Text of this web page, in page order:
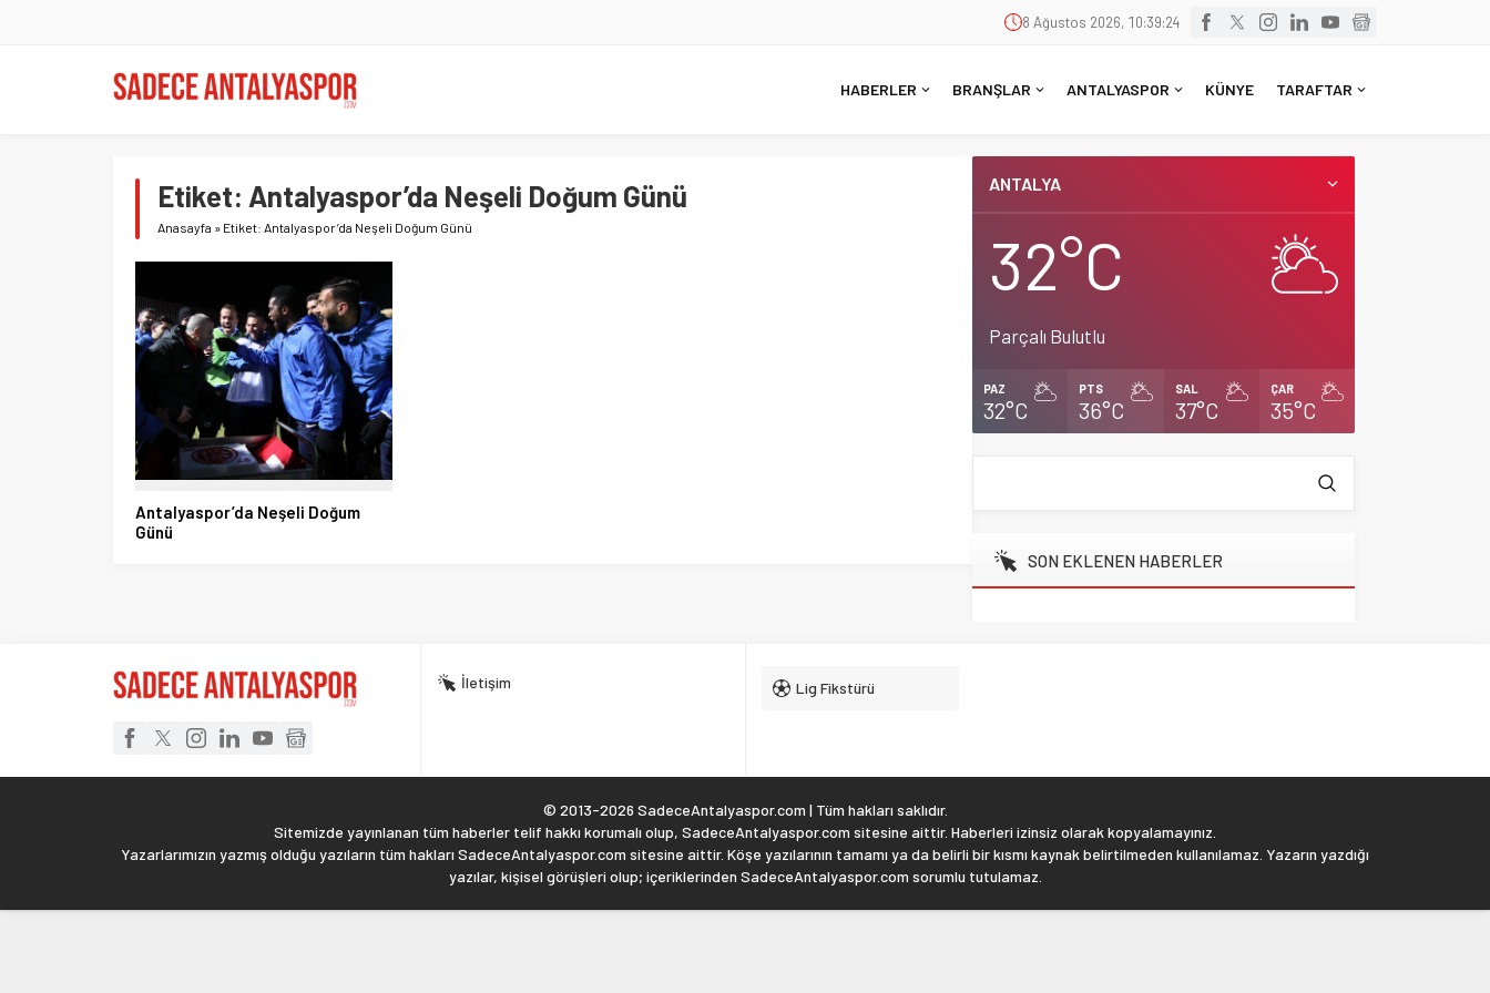
8 Ağustos 2026, 10:39:24
HABERLER BRANŞLAR ANTALYASPOR KÜNYE TARAFTAR
Etiket: Antalyaspor’da Neşeli Doğum Günü
Anasayfa » Etiket: Antalyaspor’da Neşeli Doğum Günü
Antalyaspor’da Neşeli Doğum
Günü
ANTALYA
32°C
Parçalı Bulutlu
PAZ
32°C
PTS
36°C
SAL
37°C
ÇAR
35°C
SON EKLENEN HABERLER
İletişim Lig Fikstürü
© 2013-2026 SadeceAntalyaspor.com | Tüm hakları saklıdır.
Sitemizde yayınlanan tüm haberler telif hakkı korumalı olup, SadeceAntalyaspor.com sitesine aittir. Haberleri izinsiz olarak kopyalamayınız.
Yazarlarımızın yazmış olduğu yazıların tüm hakları SadeceAntalyaspor.com sitesine aittir. Köşe yazılarının tamamı ya da belirli bir kısmı kaynak belirtilmeden kullanılamaz. Yazarın yazdığı
yazılar, kişisel görüşleri olup; içeriklerinden SadeceAntalyaspor.com sorumlu tutulamaz.